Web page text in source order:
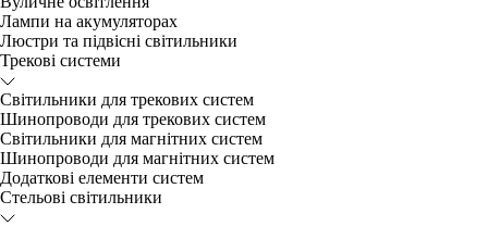
Лампи на акумуляторах
Люстри та підвісні світильники
Трекові системи
Світильники для трекових систем
Шинопроводи для трекових систем
Світильники для магнітних систем
Шинопроводи для магнітних систем
Додаткові елементи систем
Cтельові світильники